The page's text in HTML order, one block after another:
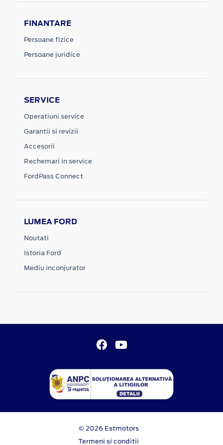
FINANTARE
Persoane fizice
Persoane juridice
SERVICE
Operatiuni service
Garantii si revizii
Accesorii
Rechemari in service
FordPass Connect
LUMEA FORD
Noutati
Istoria Ford
Mediu inconjurator
© 2026 Estmotors
Termeni si conditii